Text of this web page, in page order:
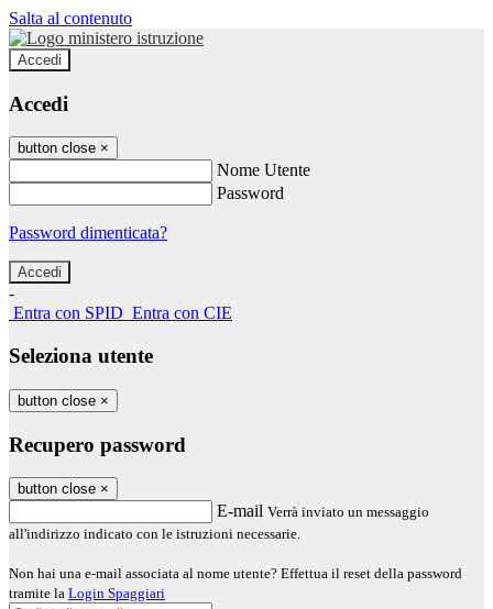
Salta al contenuto
Accedi
Accedi
button close ×
Nome Utente
Password
Password dimenticata?
-
Entra con SPID Entra con CIE
Seleziona utente
button close ×
Recupero password
button close ×
E-mail Verrà inviato un messaggio
all'indirizzo indicato con le istruzioni necessarie.
Non hai una e-mail associata al nome utente? Effettua il reset della password
tramite la Login Spaggiari